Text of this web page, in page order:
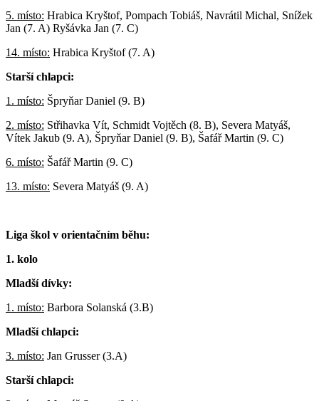
5. místo: Hrabica Kryštof, Pompach Tobiáš, Navrátil Michal, Snížek
Jan (7. A) Ryšávka Jan (7. C)
14. místo: Hrabica Kryštof (7. A)
Starší chlapci:
1. místo: Špryňar Daniel (9. B)
2. místo: Střihavka Vít, Schmidt Vojtěch (8. B), Severa Matyáš,
Vítek Jakub (9. A), Špryňar Daniel (9. B), Šafář Martin (9. C)
6. místo: Šafář Martin (9. C)
13. místo: Severa Matyáš (9. A)
Liga škol v orientačním běhu:
1. kolo
Mladší dívky:
1. místo: Barbora Solanská (3.B)
Mladší chlapci:
3. místo: Jan Grusser (3.A)
Starší chlapci: